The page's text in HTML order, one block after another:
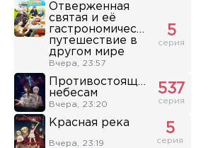
Отверженная
святая и её
гастрономическое
путешествие в
другом мире
Вчера, 23:57
5
серия
Противостоящий
небесам
Вчера, 23:20
537
серия
Красная река
Вчера, 23:19
5
серия